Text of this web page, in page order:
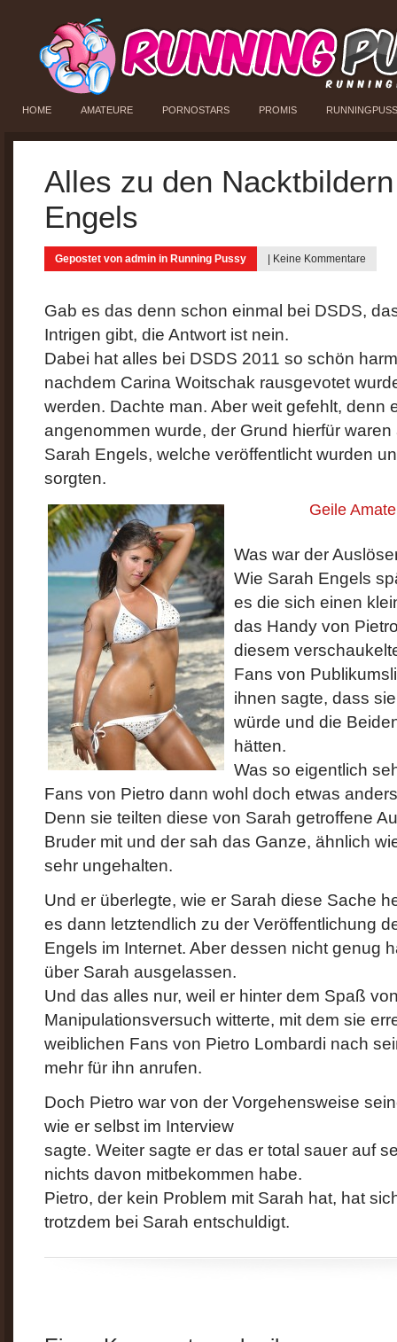
HOME AMATEURE PORNOSTARS PROMIS
Alles zu den
Engels
Gepostet von admin in Running Pussy Keine Kommentare
Gab es das denn schon einmal bei DSDS,
Intrigen gibt, die Antwort ist nein.
Dabei hat alles bei DSDS 2011 so schön
nachdem Carina Woitschak rausgevotet
werden. Dachte man. Aber weit gefehlt, denn
angenommen wurde, der Grund hierfür
Sarah Engels, welche veröffentlicht wurden
sorgten.
Geile
Was war der
Wie Sarah Engels
es die sich einen
das Handy von
diesem
Fans von
ihnen sagte, dass
würde und die
hätten.
Was so eigentlich
Fans von Pietro dann wohl doch etwas
Denn sie teilten diese von Sarah getroffene
Bruder mit und der sah das Ganze, ähnlich
sehr ungehalten.
Und er überlegte, wie er Sarah diese Sache
es dann letztendlich zu der Veröffentlichung
Engels im Internet. Aber dessen nicht genug
über Sarah ausgelassen.
Und das alles nur, weil er hinter dem Spaß
Manipulationsversuch witterte, mit dem sie
weiblichen Fans von Pietro Lombardi nach
mehr für ihn anrufen.
Doch Pietro war von der Vorgehensweise
wie er selbst im Interview
sagte. Weiter sagte er das er total sauer auf
nichts davon mitbekommen habe.
Pietro, der kein Problem mit Sarah hat, hat
trotzdem bei Sarah entschuldigt.